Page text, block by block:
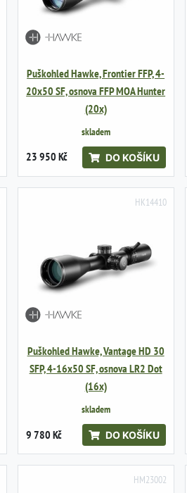
Puškohled Hawke, Frontier FFP, 4-
20x50 SF, osnova FFP MOA Hunter
(20x)
skladem
23 950 Kč DO KOŠÍKU
HK14410
Puškohled Hawke, Vantage HD 30
SFP, 4-16x50 SF, osnova LR2 Dot
(16x)
skladem
9 780 Kč DO KOŠÍKU
HM23002